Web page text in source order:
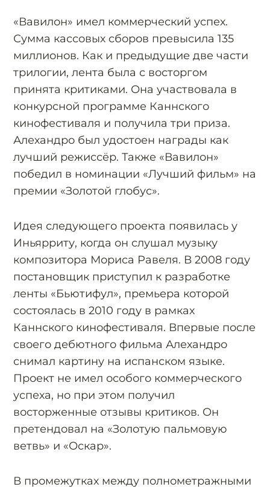
«Вавилон» имел коммерческий успех.
Сумма кассовых сборов превысила 135
миллионов. Как и предыдущие две части
трилогии, лента была с восторгом
принята критиками. Она участвовала в
конкурсной программе Каннского
кинофестиваля и получила три приза.
Алехандро был удостоен награды как
лучший режиссёр. Также «Вавилон»
победил в номинации «Лучший фильм» на
премии «Золотой глобус».
Идея следующего проекта появилась у
Иньярриту, когда он слушал музыку
композитора Мориса Равеля. В 2008 году
постановщик приступил к разработке
ленты «Бьютифул», премьера которой
состоялась в 2010 году в рамках
Каннского кинофестиваля. Впервые после
своего дебютного фильма Алехандро
снимал картину на испанском языке.
Проект не имел особого коммерческого
успеха, но при этом получил
восторженные отзывы критиков. Он
претендовал на «Золотую пальмовую
ветвь» и «Оскар».
В промежутках между полнометражными